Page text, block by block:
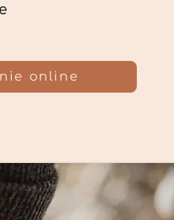
online